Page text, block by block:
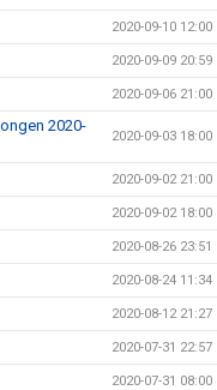
2020-09-10 12:00
2020-09-09 20:59
2020-09-06 21:00
2020-
2020-09-03 18:00
2020-09-02 21:00
2020-09-02 18:00
2020-08-26 23:51
2020-08-24 11:34
2020-08-12 21:27
2020-07-31 22:57
2020-07-31 08:00